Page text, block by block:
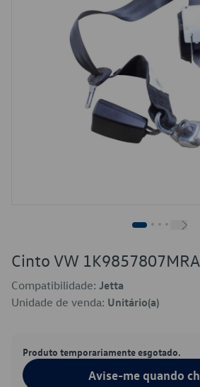
Cinto VW
Compatibilidade: Jetta
Unidade de venda: Unitário(a)
Produto temporariamente esgotado.
Avise-me quando